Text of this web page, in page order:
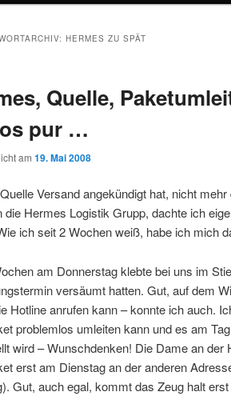
HERMES ZU SPÄT
Quelle,
pur …
am 19. Mai 2008
Versand angekündigt hat, nicht
die Hermes Logistik Grupp, dachte ich
ich seit 2 Wochen weiß, habe ich mich
am Donnerstag klebte bei uns im
versäumt hatten. Gut, auf dem
Hotline anrufen kann – konnte ich auch.
problemlos umleiten kann und es am
wird – Wunschdenken! Die Dame an der
erst am Dienstag an der anderen
Gut, auch egal, kommt das Zeug halt